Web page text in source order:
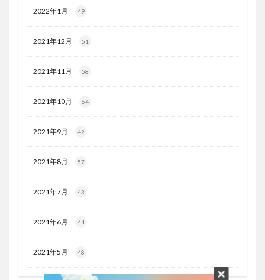
2022年1月 49
2021年12月 51
2021年11月 58
2021年10月 64
2021年9月 42
2021年8月 57
2021年7月 43
2021年6月 44
2021年5月 48